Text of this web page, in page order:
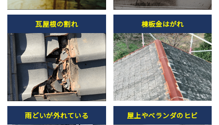
瓦屋根の割れ 棟板金はがれ
雨どいが外れている 屋上やベランダのヒビ